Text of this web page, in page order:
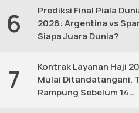
6
Prediksi Final Piala
2026: Argentina vs
Siapa Juara Dunia?
7
Kontrak Layanan Haji
Mulai Ditandatangani,
Rampung Sebelum 14